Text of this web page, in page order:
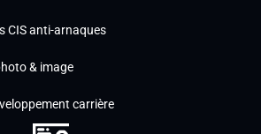
CIS anti-arnaques
& image
carrière